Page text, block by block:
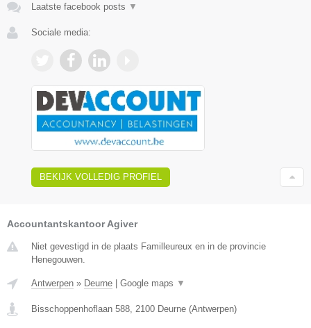
Laatste facebook posts ▼
Sociale media:
BEKIJK VOLLEDIG PROFIEL
Accountantskantoor Agiver
Niet gevestigd in de plaats Familleureux en in de provincie
Henegouwen.
Antwerpen » Deurne Google maps ▼
Bisschoppenhoflaan 588 2100 Deurne (Antwerpen)